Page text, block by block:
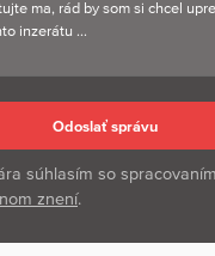
súhlasím so
znení.